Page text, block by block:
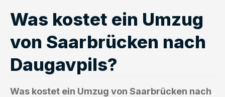
Was kostet ein Umzug
von Saarbrücken nach
Daugavpils?
Was kostet ein Umzug von Saarbrücken nach